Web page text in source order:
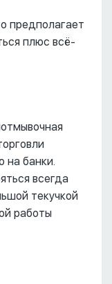
предполагает
плюс всё-
на банки.
всегда
текучкой
работы